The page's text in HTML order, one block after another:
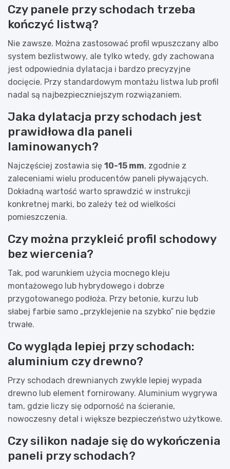
Czy panele przy schodach trzeba
kończyć listwą?
Nie zawsze. Można zastosować profil wpuszczany albo
system bezlistwowy, ale tylko wtedy, gdy zachowana
jest odpowiednia dylatacja i bardzo precyzyjne
docięcie. Przy standardowym montażu listwa lub profil
nadal są najbezpieczniejszym rozwiązaniem.
Jaka dylatacja przy schodach jest
prawidłowa dla paneli
laminowanych?
Najczęściej zostawia się 10-15 mm, zgodnie z
zaleceniami wielu producentów paneli pływających.
Dokładną wartość warto sprawdzić w instrukcji
konkretnej marki, bo zależy też od wielkości
pomieszczenia.
Czy można przykleić profil schodowy
bez wiercenia?
Tak, pod warunkiem użycia mocnego kleju
montażowego lub hybrydowego i dobrze
przygotowanego podłoża. Przy betonie, kurzu lub
słabej farbie samo „przyklejenie na szybko” nie będzie
trwałe.
Co wygląda lepiej przy schodach:
aluminium czy drewno?
Przy schodach drewnianych zwykle lepiej wypada
drewno lub element fornirowany. Aluminium wygrywa
tam, gdzie liczy się odporność na ścieranie,
nowoczesny detal i większe bezpieczeństwo użytkowe.
Czy silikon nadaje się do wykończenia
paneli przy schodach?